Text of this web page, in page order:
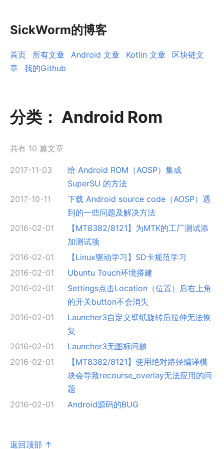
SickWorm的博客
首页 所有文章 Android 文章 Kotlin 文章
区块链文
章
我的Github
分类： Android Rom
共有 10 篇文章
2017-11-03
给 Android ROM（AOSP）集成
SuperSU 的方法
2017-10-11
下载 Android source code（AOSP）遇
到的一些问题及解决方法
2016-02-01
【MT8382/8121】为MTK的工厂测试添
加测试项
2016-02-01
【Linux驱动学习】SD卡规范学习
2016-02-01
Ubuntu Touch环境搭建
2016-02-01
Settings点击Location（位置）后右上角
的开关button不会消失
2016-02-01
Launcher3自定义壁纸旋转后拉伸无法恢
复
2016-02-01
Launcher3无图标问题
2016-02-01
【MT8382/8121】使用绝对路径编译模
块会导致recourse_overlay无法应用的问
题
2016-02-01
Android源码的BUG
返回顶部 ↑